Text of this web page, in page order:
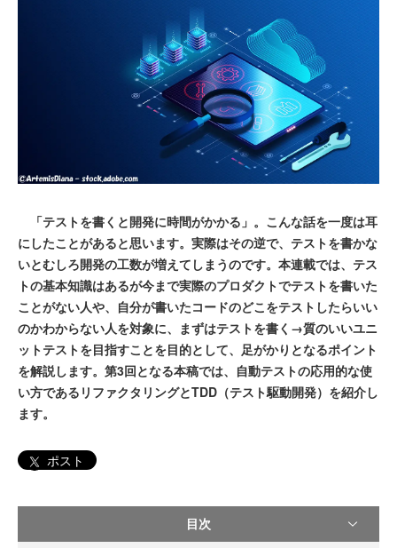
「テストを書くと開発に時間がかかる」。こんな話を一度は耳
にしたことがあると思います。実際はその逆で、テストを書かな
いとむしろ開発の工数が増えてしまうのです。本連載では、テス
トの基本知識はあるが今まで実際のプロダクトでテストを書いた
ことがない人や、自分が書いたコードのどこをテストしたらいい
のかわからない人を対象に、まずはテストを書く→質のいいユニ
ットテストを目指すことを目的として、足がかりとなるポイント
を解説します。第3回となる本稿では、自動テストの応用的な使
い方であるリファクタリングとTDD（テスト駆動開発）を紹介し
ます。
ポスト
目次